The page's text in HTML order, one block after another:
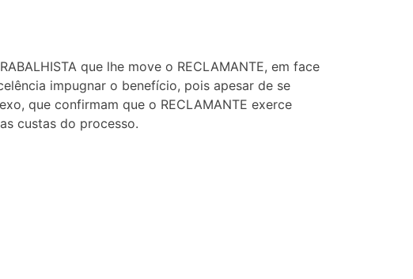
que lhe move o RECLAMANTE, em face
impugnar o benefício, pois apesar de se
que confirmam que o RECLAMANTE exerce
custas do processo.